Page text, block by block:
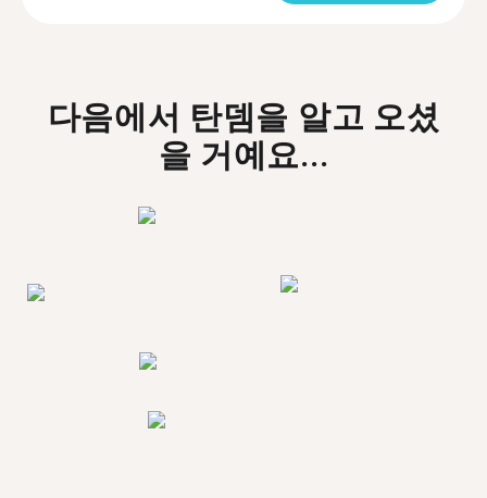
다음에서 탄뎀을 알고 오셨
을 거예요...